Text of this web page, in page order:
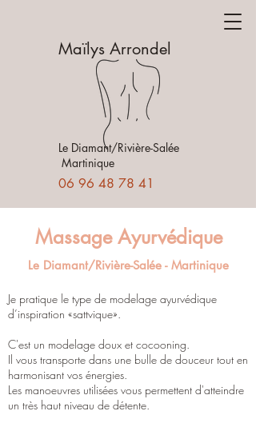
Maïlys Arrondel
Le Diamant/Rivière-Salée
Martinique
06 96 48 78 41
Massage Ayurvédique
Le Diamant/Rivière-Salée - Martinique
Je pratique le type de modelage ayurvédique
d’inspiration «sattvique».
C'est un modelage doux et cocooning.
Il vous transporte dans une bulle de douceur tout en
harmonisant vos énergies.
Les manoeuvres utilisées vous permettent d'atteindre
un très haut niveau de détente.